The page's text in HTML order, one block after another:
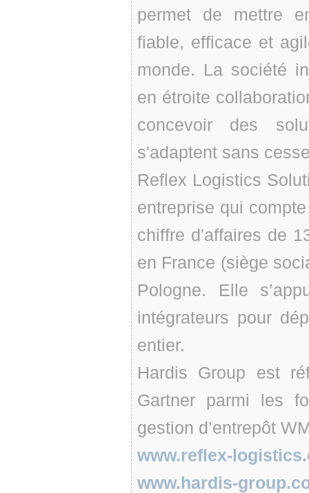
permet de mettre
fiable, efficace et
monde. La société
en étroite
concevoir des
s'adaptent sans
Reflex Logistics
entreprise qui
chiffre d'affaires de
en France (siège
Pologne. Elle
intégrateurs pour
entier.
Hardis Group est
Gartner parmi les
gestion d’entrepôt
www.reflex-
www.hardis-